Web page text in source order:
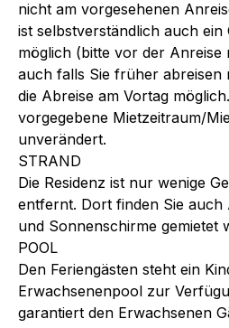
nicht am vorgesehenen
ist selbstverständlich auch ein
möglich (bitte vor der Anreise
auch falls Sie früher abreisen
die Abreise am Vortag
vorgegebene Mietzeitraum/
unverändert.
STRAND
Die Residenz ist nur wenige
entfernt. Dort finden Sie auch
und Sonnenschirme gemietet
POOL
Den Feriengästen steht ein
Erwachsenenpool zur
garantiert den Erwachsenen